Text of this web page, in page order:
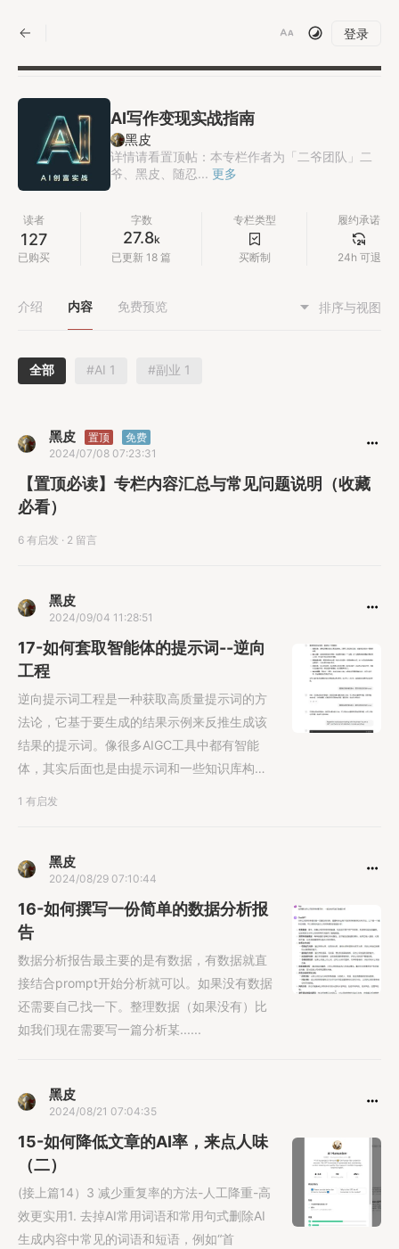
登录
AI写作变现实战指南
黑皮
详情请看置顶帖：本专栏作者为「二爷团队」二
爷、黑皮、随忍... 更多
读者
127
已购买
字数
27.8k
已更新 18 篇
专栏类型
买断制
履约承诺
24h 可退
介绍 内容 免费预览 排序与视图
全部 #AI 1 #副业 1
黑皮 置顶
免费
2024/07/08 07:23:31
【置顶必读】专栏内容汇总与常见问题说明（收藏
必看）
6 有启发 · 2 留言
黑皮
2024/09/04 11:28:51
17-如何套取智能体的提示词--逆向
工程
逆向提示词工程是一种获取高质量提示词的方
法论，它基于要生成的结果示例来反推生成该
结果的提示词。像很多AIGC工具中都有智能
体，其实后面也是由提示词和一些知识库构成
1 有启发
黑皮
2024/08/29 07:10:44
16-如何撰写一份简单的数据分析报
告
数据分析报告最主要的是有数据，有数据就直
接结合prompt开始分析就可以。如果没有数据
还需要自己找一下。整理数据（如果没有）比
如我们现在需要写一篇分析某......
黑皮
2024/08/21 07:04:35
15-如何降低文章的AI率，来点人味
（二）
(接上篇14）3 减少重复率的方法-人工降重-高
效更实用1. 去掉AI常用词语和常用句式删除AI
生成内容中常见的词语和短语，例如“首